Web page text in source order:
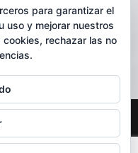
para garantizar el
uso y mejorar nuestros
rechazar las no